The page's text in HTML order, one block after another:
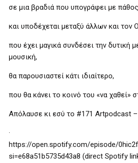
σε μια βραδιά που υπογράφει με πάθος
και υποδέχεται μεταξύ άλλων και τον
που έχει μαγικά συνδέσει την δυτική
μουσική,
θα παρουσιαστεί κάτι ιδιαίτερο,
που θα κάνει το κοινό του «να χαθεί»
Απόλαυσε κι εσύ το #171 Artpodcast –
·
https://open.spotify.com/episode/
si=e68a51b5735d43a8 (direct Spotify